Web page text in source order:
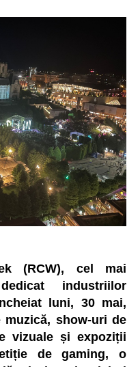
(RCW), cel mai
industriilor
luni, 30 mai,
muzică, show-uri de
vizuale și expoziții
de gaming, o